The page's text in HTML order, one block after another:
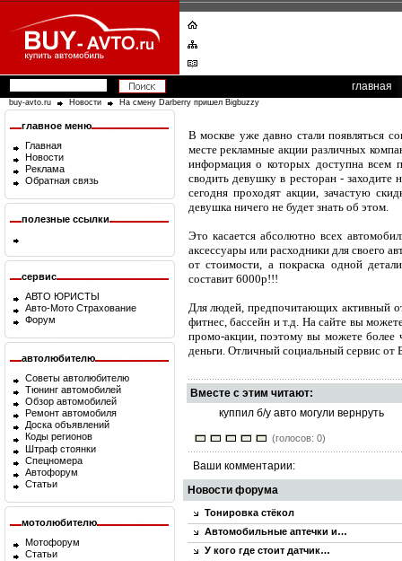
главная
buy-avto.ru Новости На смену Darberry пришел Bigbuzzy
главное меню
Главная
Новости
Реклама
Обратная связь
полезные ссылки
сервис
АВТО ЮРИСТЫ
Авто-Мото Страхование
Форум
автолюбителю
Советы автолюбителю
Тюнинг автомобилей
Обзор автомобилей
Ремонт автомобиля
Доска объявлений
Коды регионов
Штраф стоянки
Спецномера
Автофорум
Статьи
мотолюбителю
Мотофорум
Статьи
В москве уже давно стали появляться
месте рекламные акции различных
информация о которых доступна всем
сводить девушку в ресторан -
сегодня проходят акции, зачастую
девушка ничего не будет знать об этом.
Это касается абсолютно всех
аксессуары или расходники для своего
от стоимости, а покраска одной
составит 6000р!!!
Для людей, предпочитающих активный
фитнес, бассейн и т.д. На сайте вы
промо-акции, поэтому вы можете более
деньги. Отличный социальный сервис
Вместе с этим читают:
куппил б/у авто могули вернруть
(голосов: 0)
Ваши комментарии:
Новости форума
Тонировка стёкол
Автомобильные аптечки и…
У кого где стоит датчик…